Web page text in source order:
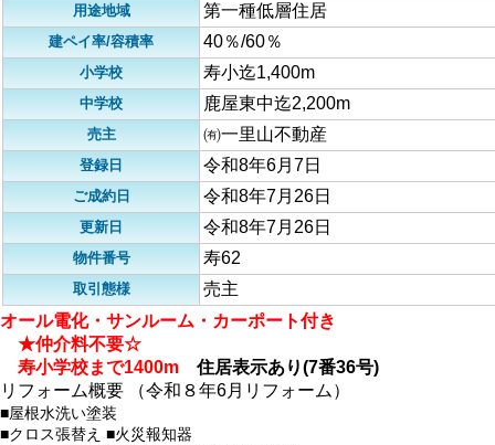
用途地域 第一種低層住居
建ペイ率/容積率 40％/60％
小学校 寿小迄1,400m
中学校 鹿屋東中迄2,200m
売主 ㈲一里山不動産
登録日 令和8年6月7日
ご成約日 令和8年7月26日
更新日 令和8年7月26日
物件番号 寿62
取引態様
売主
オール電化・サンルーム・カーポート付き
★仲介料不要☆
寿小学校まで1400m 住居表示あり(7番36号)
リフォーム概要 （令和８年6月リフォーム）
■屋根水洗い塗装
■クロス張替え ■火災報知器